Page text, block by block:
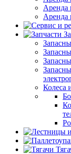
Аренда
Аренда
Колеса